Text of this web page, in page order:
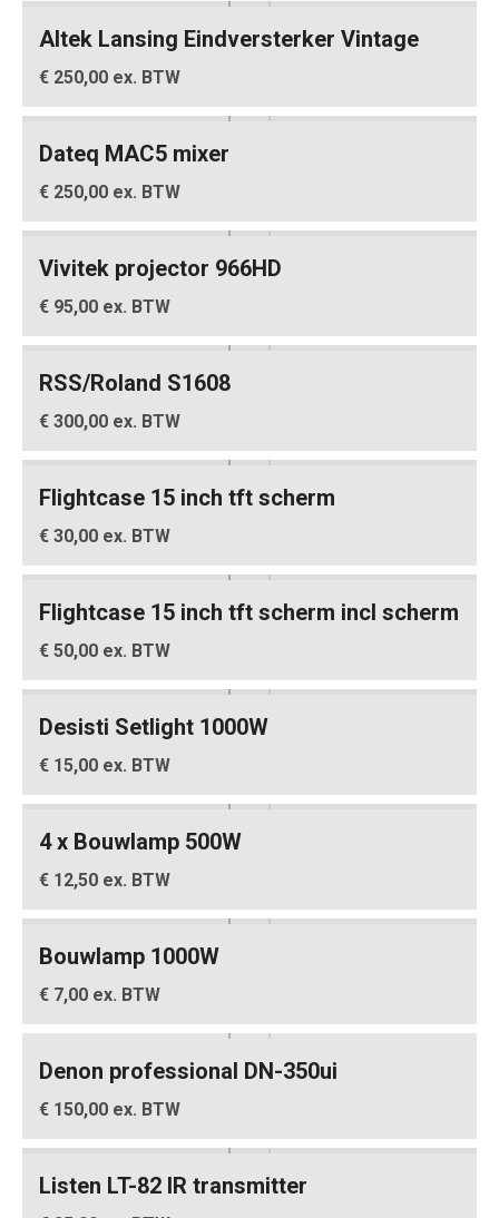
Altek Lansing Eindversterker Vintage
€ 250,00 ex. BTW
Dateq MAC5 mixer
€ 250,00 ex. BTW
Vivitek projector 966HD
€ 95,00 ex. BTW
RSS/Roland S1608
€ 300,00 ex. BTW
Flightcase 15 inch tft scherm
€ 30,00 ex. BTW
Flightcase 15 inch tft scherm incl scherm
€ 50,00 ex. BTW
Desisti Setlight 1000W
€ 15,00 ex. BTW
4 x Bouwlamp 500W
€ 12,50 ex. BTW
Bouwlamp 1000W
€ 7,00 ex. BTW
Denon professional DN-350ui
€ 150,00 ex. BTW
Listen LT-82 IR transmitter